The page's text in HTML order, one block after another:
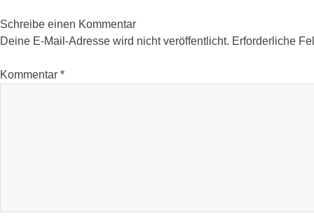
Schreibe einen Kommentar
Deine E-Mail-Adresse wird nicht veröffentlicht. Erforderliche
Kommentar *